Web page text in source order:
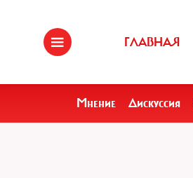
ГЛАВНАЯ
Мнение Дискуссия